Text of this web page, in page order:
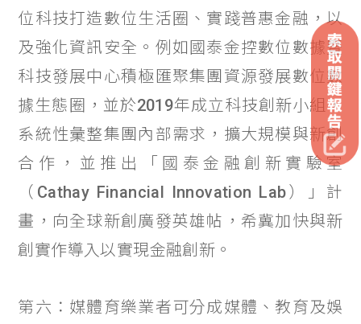
位科技打造數位生活圈、實踐普惠金融，以
及強化資訊安全。例如國泰金控數位數據暨
科技發展中心積極匯聚集團資源發展數位數
據生態圈，並於2019年成立科技創新小組，
系統性彙整集團內部需求，擴大規模與新創
合作，並推出「國泰金融創新實驗室
（Cathay Financial Innovation Lab）」計
畫，向全球新創廣發英雄帖，希冀加快與新
創實作導入以實現金融創新。
第六：媒體育樂業者可分成媒體、教育及娛